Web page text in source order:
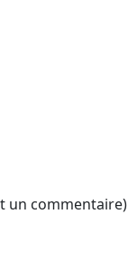
un commentaire)